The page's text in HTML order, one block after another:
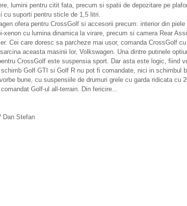
lumini pentru citit fata, precum si spatii de depozitare pe
cu suporti pentru sticle de 1,5 litri.
ofera pentru CrossGolf si accesorii precum: interior din piele
xenon cu lumina dinamica la virare, precum si camera Rear
Cei care doresc sa parcheze mai usor, comanda CrossGolf
aceasta masinii lor, Volkswagen. Una dintre putinele
CrossGolf este suspensia sport. Dar asta este logic, fiind
Golf GTI si Golf R nu pot fi comandate, nici in schimbul
bune, cu suspensiile de drumuri grele cu garda ridicata cu
Golf-ul all-terrain. Din fericire...
Dan Stefan